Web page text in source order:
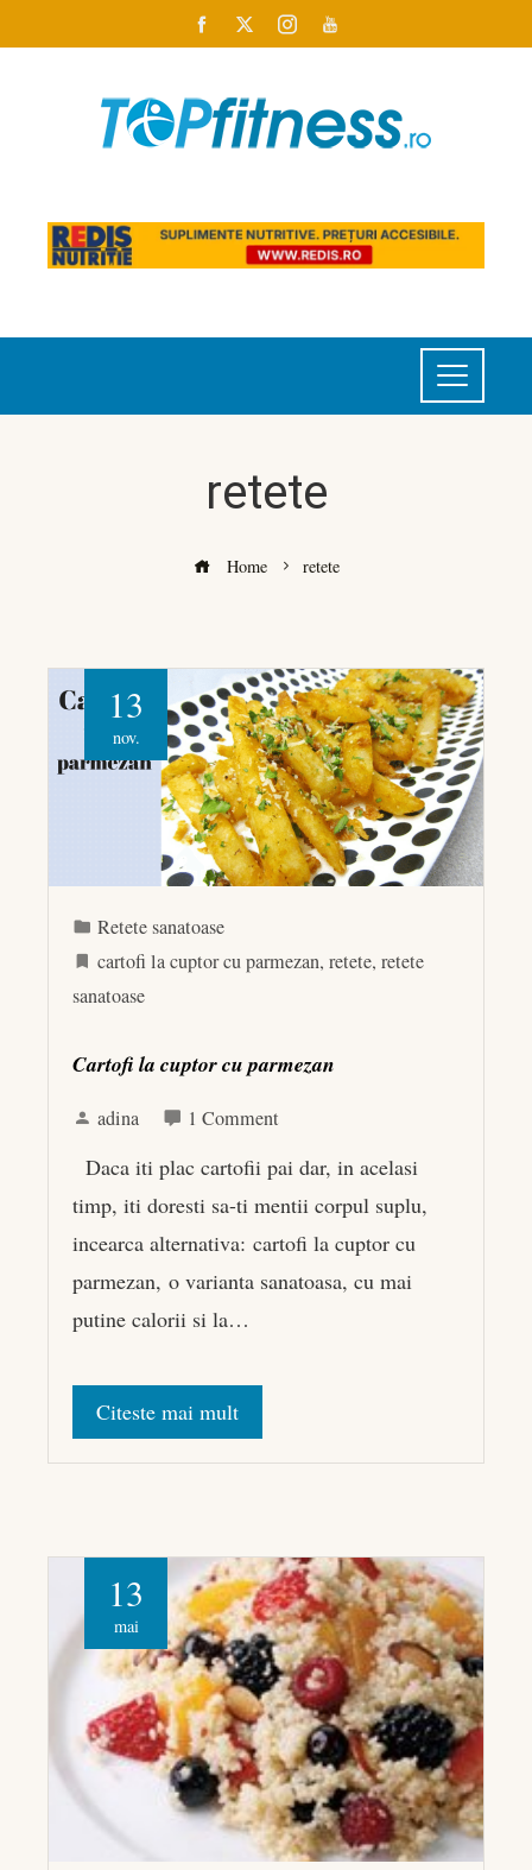
retete
Home retete
13
nov.
Retete sanatoase
cartofi la cuptor cu parmezan, retete, retete
sanatoase
Cartofi la cuptor cu parmezan
adina 1 Comment
Daca iti plac cartofii pai dar, in acelasi
timp, iti doresti sa-ti mentii corpul suplu,
incearca alternativa: cartofi la cuptor cu
parmezan, o varianta sanatoasa, cu mai
putine calorii si la…
Citeste mai mult
13
mai